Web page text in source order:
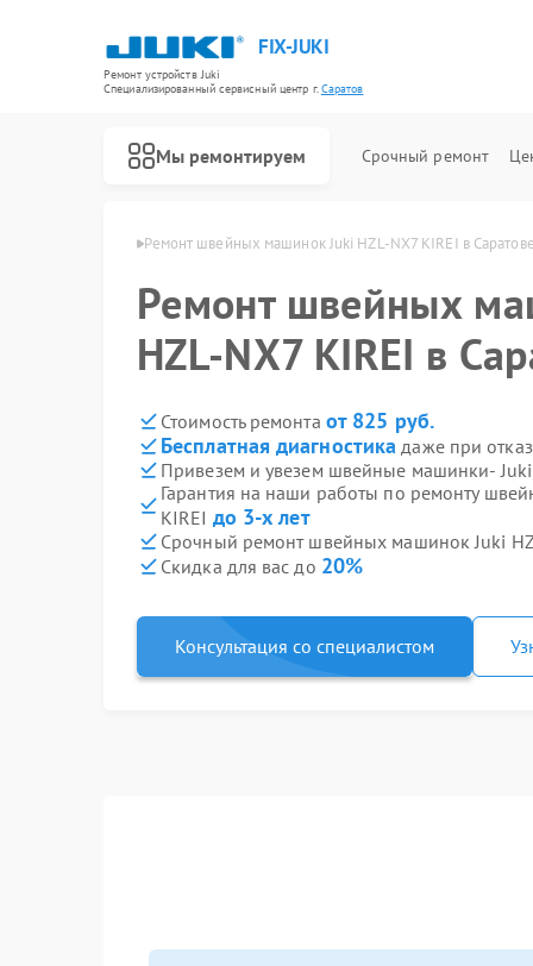
FIX-JUKI
Ремонт устройств Juki
Специализированный cервисный центр г.Саратов
Мы ремонтируем Срочный ремонт
Ремонт швейных машинок Juki HZL-NX7 KIREI в Саратове
Ремонт швейных
HZL-NX7 KIREI в
Стоимость ремонта от 825 руб.
Бесплатная диагностика даже при
Привезем и увезем швейные машинки-
Гарантия на наши работы по ремонту
KIREI до 3-х лет
Срочный ремонт швейных машинок Juki
Скидка для вас до 20%
Консультация со специалистом